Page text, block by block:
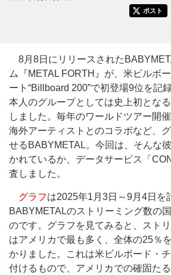
ポスト
8月8日にリリースされた
ム『METAL FORTH』が、米ビルボ
ート“Billboard 200”で初登場9位を記
本人のグループとしては史上初とな
しました。毎年のワールドツアー開
海外アーティストとのコラボなど、
せるBABYMETAL。今回は、そんな
かれているか、データサービス「
査しました。
グラフは2025年1月3日～9月4日を
BABYMETALのストリーミング数の
のです。グラフを見てみると、スト
はアメリカで最も多く、全体の25％
かりました。これは米ビルボード・
付けるもので、アメリカでの確固た